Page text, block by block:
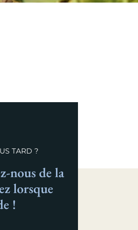
TARD ?
nous de la
lorsque
!